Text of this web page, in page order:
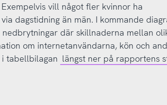
vill något fler kvinnor ha
dagstidning än män. I kommande
där skillnaderna mellan
om internetanvändarna, kön och
tabellbilagan längst ner på rapportens